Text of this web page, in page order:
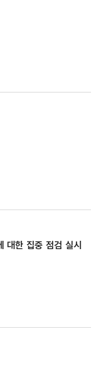
대한 집중 점검 실시